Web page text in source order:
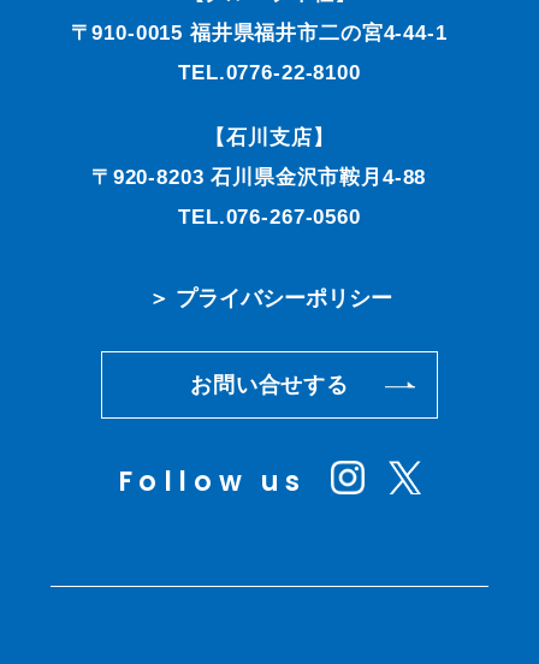
〒910-0015 福井県福井市二の宮4-44-1
TEL.0776-22-8100
【石川支店】
〒920-8203 石川県金沢市鞍月4-88
TEL.076-267-0560
＞ プライバシーポリシー
お問い合せする
Follow us